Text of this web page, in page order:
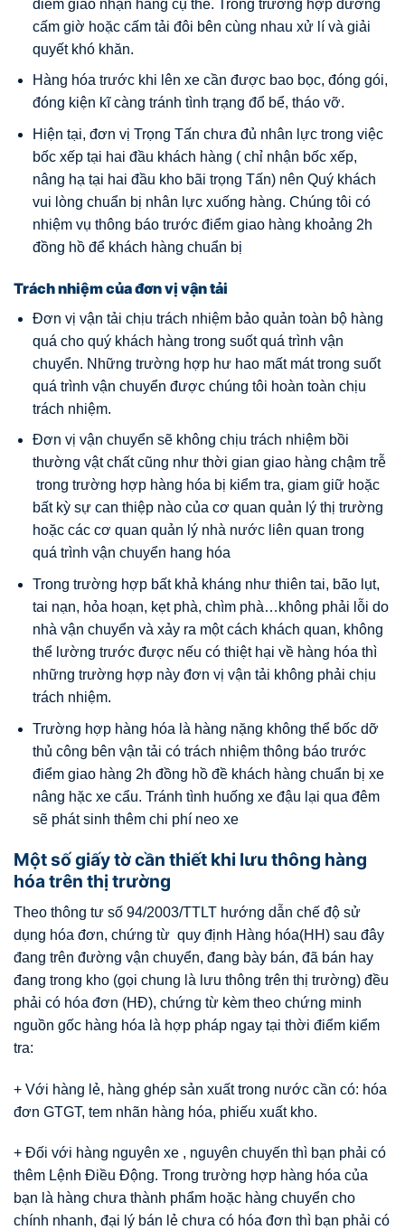
điểm giao nhận hàng cụ thể. Trong trường hợp đường
cấm giờ hoặc cấm tải đôi bên cùng nhau xử lí và giải
quyết khó khăn.
Hàng hóa trước khi lên xe cần được bao bọc, đóng gói,
đóng kiện kĩ càng tránh tình trạng đổ bể, tháo vỡ.
Hiện tại, đơn vị Trọng Tấn chưa đủ nhân lực trong việc
bốc xếp tại hai đầu khách hàng ( chỉ nhận bốc xếp,
nâng hạ tại hai đầu kho bãi trọng Tấn) nên Quý khách
vui lòng chuẩn bị nhân lực xuống hàng. Chúng tôi có
nhiệm vụ thông báo trước điểm giao hàng khoảng 2h
đồng hồ để khách hàng chuẩn bị
Trách nhiệm của đơn vị vận tải
Đơn vị vận tải chịu trách nhiệm bảo quản toàn bộ hàng
quá cho quý khách hàng trong suốt quá trình vận
chuyển. Những trường hợp hư hao mất mát trong suốt
quá trình vận chuyển được chúng tôi hoàn toàn chịu
trách nhiệm.
Đơn vị vận chuyển sẽ không chịu trách nhiệm bồi
thường vật chất cũng như thời gian giao hàng chậm trễ
trong trường hợp hàng hóa bị kiểm tra, giam giữ hoặc
bất kỳ sự can thiệp nào của cơ quan quản lý thị trường
hoặc các cơ quan quản lý nhà nước liên quan trong
quá trình vận chuyển hang hóa
Trong trường hợp bất khả kháng như thiên tai, bão lụt,
tai nạn, hỏa hoạn, kẹt phà, chìm phà…không phải lỗi do
nhà vận chuyển và xảy ra một cách khách quan, không
thể lường trước được nếu có thiệt hại về hàng hóa thì
những trường hợp này đơn vị vận tải không phải chịu
trách nhiệm.
Trường hợp hàng hóa là hàng nặng không thể bốc dỡ
thủ công bên vận tải có trách nhiệm thông báo trước
điểm giao hàng 2h đồng hồ đề khách hàng chuẩn bị xe
nâng hặc xe cẩu. Tránh tình huống xe đậu lại qua đêm
sẽ phát sinh thêm chi phí neo xe
Một số giấy tờ cần thiết khi lưu thông hàng
hóa trên thị trường
Theo thông tư số 94/2003/TTLT hướng dẫn chế độ sử
dụng hóa đơn, chứng từ quy định Hàng hóa(HH) sau đây
đang trên đường vận chuyển, đang bày bán, đã bán hay
đang trong kho (gọi chung là lưu thông trên thị trường) đều
phải có hóa đơn (HĐ), chứng từ kèm theo chứng minh
nguồn gốc hàng hóa là hợp pháp ngay tại thời điểm kiểm
tra:
+ Với hàng lẻ, hàng ghép sản xuất trong nước cần có: hóa
đơn GTGT, tem nhãn hàng hóa, phiếu xuất kho.
+ Đối với hàng nguyên xe , nguyên chuyến thì bạn phải có
thêm Lệnh Điều Động. Trong trường hợp hàng hóa của
bạn là hàng chưa thành phẩm hoặc hàng chuyển cho
chính nhanh, đại lý bán lẻ chưa có hóa đơn thì bạn phải có